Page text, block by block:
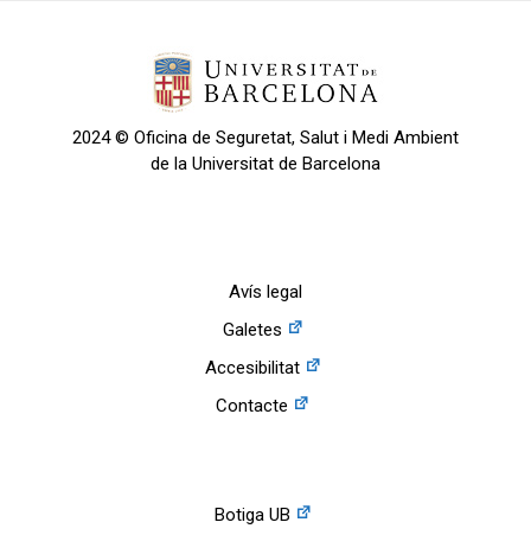
2024 © Oficina de Seguretat, Salut i Medi Ambient
de la Universitat de Barcelona
Avís legal
Galetes
Accesibilitat
Contacte
Botiga UB